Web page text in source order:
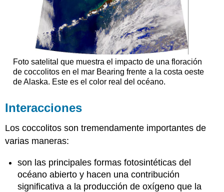
Foto satelital que muestra el impacto de una floración
de coccolitos en el mar Bearing frente a la costa oeste
de Alaska. Este es el color real del océano.
Interacciones
Los coccolitos son tremendamente importantes de
varias maneras:
son las principales formas fotosintéticas del
océano abierto y hacen una contribución
significativa a la producción de oxígeno que la